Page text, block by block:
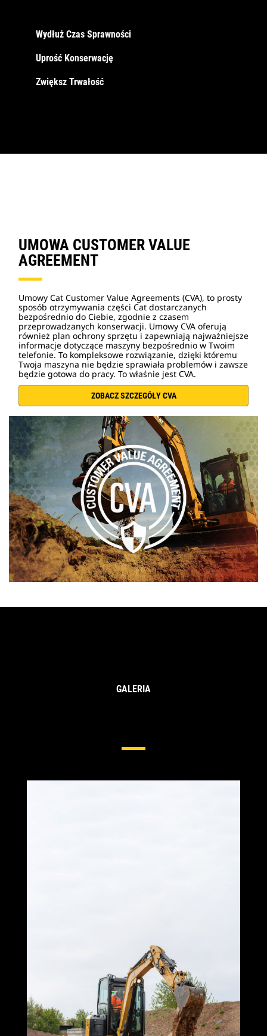
Wydłuż Czas Sprawności
Uprość Konserwację
Zwiększ Trwałość
UMOWA CUSTOMER VALUE
AGREEMENT
Umowy Cat Customer Value Agreements (CVA), to prosty
sposób otrzymywania części Cat dostarczanych
bezpośrednio do Ciebie, zgodnie z czasem
przeprowadzanych konserwacji. Umowy CVA oferują
również plan ochrony sprzętu i zapewniają najważniejsze
informacje dotyczące maszyny bezpośrednio w Twoim
telefonie. To kompleksowe rozwiązanie, dzięki któremu
Twoja maszyna nie będzie sprawiała problemów i zawsze
będzie gotowa do pracy. To właśnie jest CVA.
ZOBACZ SZCZEGÓŁY CVA
GALERIA